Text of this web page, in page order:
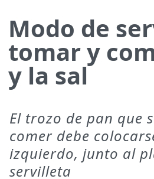
Modo de
tomar y
y la sal
El trozo de pan que
comer debe
izquierdo, junto al
servilleta